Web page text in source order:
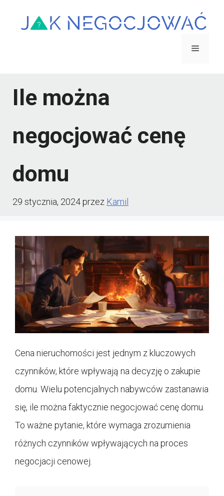
Menu
Ile można
negocjować cenę
domu
29 stycznia, 2024przez Kamil
Cena nieruchomości jest jednym z kluczowych
czynników, które wpływają na decyzję o zakupie
domu. Wielu potencjalnych nabywców zastanawia
się, ile można faktycznie negocjować cenę domu.
To ważne pytanie, które wymaga zrozumienia
różnych czynników wpływających na proces
negocjacji cenowej.